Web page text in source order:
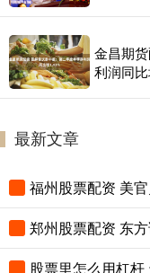
金昌期
利润同
最新文章
郑州股票配资 东